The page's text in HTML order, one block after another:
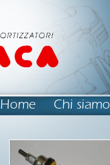
Home Chi siamo